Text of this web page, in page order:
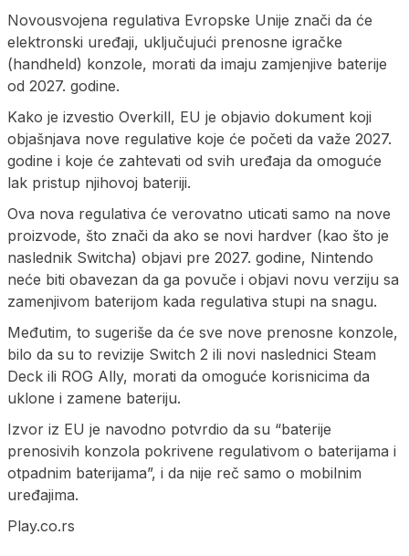
Novousvojena regulativa Evropske Unije znači da će
elektronski uređaji, uključujući prenosne igračke
(handheld) konzole, morati da imaju zamjenjive baterije
od 2027. godine.
Kako je izvestio Overkill, EU je objavio dokument koji
objašnjava nove regulative koje će početi da važe 2027.
godine i koje će zahtevati od svih uređaja da omoguće
lak pristup njihovoj bateriji.
Ova nova regulativa će verovatno uticati samo na nove
proizvode, što znači da ako se novi hardver (kao što je
naslednik Switcha) objavi pre 2027. godine, Nintendo
neće biti obavezan da ga povuče i objavi novu verziju sa
zamenjivom baterijom kada regulativa stupi na snagu.
Međutim, to sugeriše da će sve nove prenosne konzole,
bilo da su to revizije Switch 2 ili novi naslednici Steam
Deck ili ROG Ally, morati da omoguće korisnicima da
uklone i zamene bateriju.
Izvor iz EU je navodno potvrdio da su “baterije
prenosivih konzola pokrivene regulativom o baterijama i
otpadnim baterijama”, i da nije reč samo o mobilnim
uređajima.
Play.co.rs